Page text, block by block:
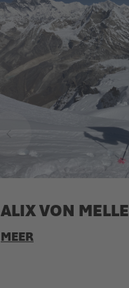
ALIX VON MELLE
MEER